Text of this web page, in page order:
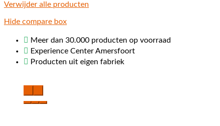
Verwijder alle producten
Hide compare box
Meer dan 30.000 producten op voorraad
Experience Center Amersfoort
Producten uit eigen fabriek